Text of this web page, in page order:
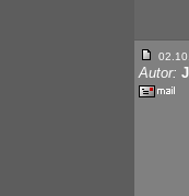
Autor: